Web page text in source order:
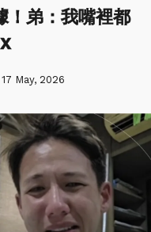
！弟：我嘴裡都
17 May, 2026